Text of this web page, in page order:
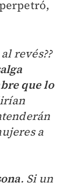
revés??
que lo
a
. Si un